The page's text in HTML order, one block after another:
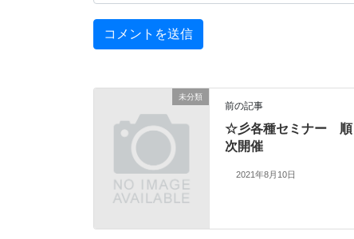
未分類
前の記事
☆彡各種セミナー 順
次開催
2021年8月10日